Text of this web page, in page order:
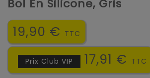
Bol En Silicone, Gris
19,90 € TTC
Prix Club VIP 17,91 € TTC